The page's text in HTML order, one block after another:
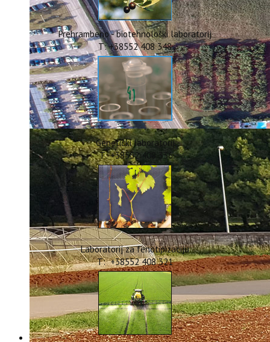
HyPro4ST
DIGIAGRI
GreenTea
CIRCOLIVE
Prehrambeno - biotehnološki laboratorij
T: +38552 408 348
Genetički laboratorij
T: +38552 408 336
Laboratorij za fenotipizaciju
T: +38552 408 321